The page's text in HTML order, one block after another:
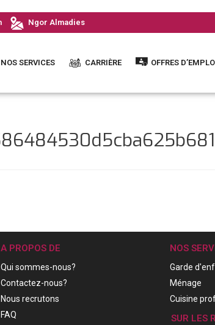
Ngor Almadies
NOS SERVICES CARRIÈRE OFFRES
A PROPOS DE
Qui sommes-nous?
Contactez-nous?
Nous recrutons
FAQ
NOS
Garde
Ménage
Cuisine
SUR LES